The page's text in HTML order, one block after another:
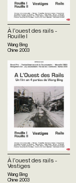
À l'ouest des rails -
Rouille I
Wang Bing
Chine 2003
À l'ouest des rails -
Vestiges
Wang Bing
Chine 2003